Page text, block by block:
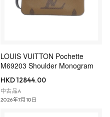
LOUIS VUITTON Pochette
M69203 Shoulder Monogram
HKD 12844.00
中古品A
2026年7月10日